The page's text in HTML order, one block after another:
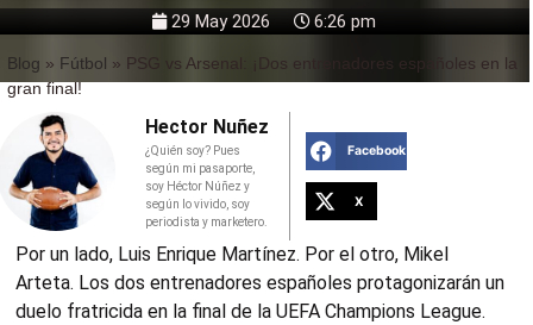
29 May 2026 6:26 pm
Blog » Fútbol » PSG vs Arsenal: ¡Dos entrenadores españoles en la
gran final!
Hector Nuñez
¿Quién soy? Pues
según mi pasaporte,
soy Héctor Núñez y
según lo vivido, soy
periodista y marketero.
Facebook
X
Por un lado, Luis Enrique Martínez. Por el otro, Mikel
Arteta. Los dos entrenadores españoles protagonizarán un
duelo fratricida en la final de la UEFA Champions League.